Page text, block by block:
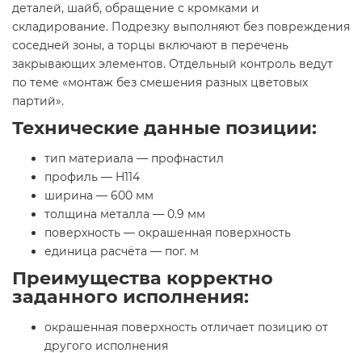
деталей, шайб, обращение с кромками и
складирование. Подрезку выполняют без повреждения
соседней зоны, а торцы включают в перечень
закрывающих элементов. Отдельный контроль ведут
по теме «монтаж без смешения разных цветовых
партий».
Технические данные позиции:
тип материала — профнастил
профиль — H114
ширина — 600 мм
толщина металла — 0.9 мм
поверхность — окрашенная поверхность
единица расчёта — пог. м
Преимущества корректно
заданного исполнения:
окрашенная поверхность отличает позицию от
другого исполнения